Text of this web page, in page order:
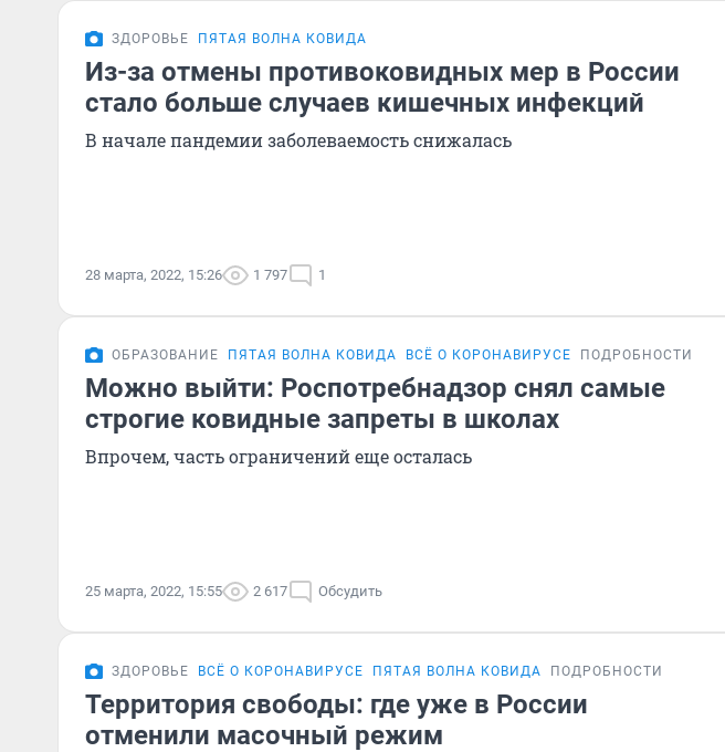
ЗДОРОВЬЕ ПЯТАЯ ВОЛНА КОВИДА
Из-за отмены противоковидных мер в России
стало больше случаев кишечных инфекций
В начале пандемии заболеваемость снижалась
28 марта, 2022, 15:26 1 797 1
ОБРАЗОВАНИЕ ПЯТАЯ ВОЛНА КОВИДА ВСЁ О КОРОНАВИРУСЕ ПОДРОБНОСТИ
Можно выйти: Роспотребнадзор снял самые
строгие ковидные запреты в школах
Впрочем, часть ограничений еще осталась
25 марта, 2022, 15:55 2 617 Обсудить
ЗДОРОВЬЕ ВСЁ О КОРОНАВИРУСЕ ПЯТАЯ ВОЛНА КОВИДА ПОДРОБНОСТИ
Территория свободы: где уже в России
отменили масочный режим